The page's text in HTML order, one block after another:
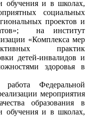
обучения и в школах,
социальных
проектов и
на институт
«Комплекса мер
практик
детей-инвалидов и
здоровья в
Федеральной
мероприятия
образования в
обучения и в школах,